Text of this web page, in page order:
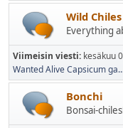
Wild Chiles
Everything
Viimeisin viesti: kesäkuu
Wanted Alive Capsicum
Bonchi
Bonsai-